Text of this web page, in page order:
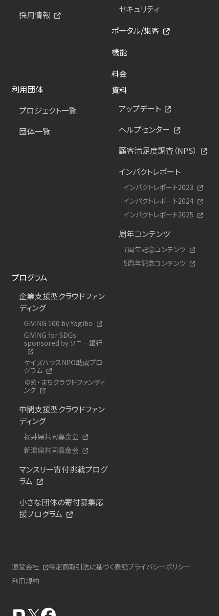
採用情報
セキュリティ
ポータル/集客
機能
料金
利用団体
プロジェクト一覧
団体一覧
資料
アップデート
ヘルプセンター
顧客満足度調査（NPS）
インパクトレポート
インパクトレポート2023
インパクトレポート2024
インパクトレポート2025
周年コンテンツ
7周年記念コンテンツ
5周年記念コンテンツ
プログラム
企業支援型クラウドファン
ディング
GIVING 100 by Yogibo
GIVING for SDGs
sponsored by ソニー銀行
ケイズハウスNPO助成プロ
グラム
ゆめ・まちクラウドファンディ
ング
中間支援型クラウドファン
ディング
福井県共同募金会
新潟県共同募金会
マンスリー寄付挑戦プログ
ラム
小さな団体の寄付募集応
援プログラム
運営会社 特定商取引法に基づく表記プライバシーポリシー
利用規約